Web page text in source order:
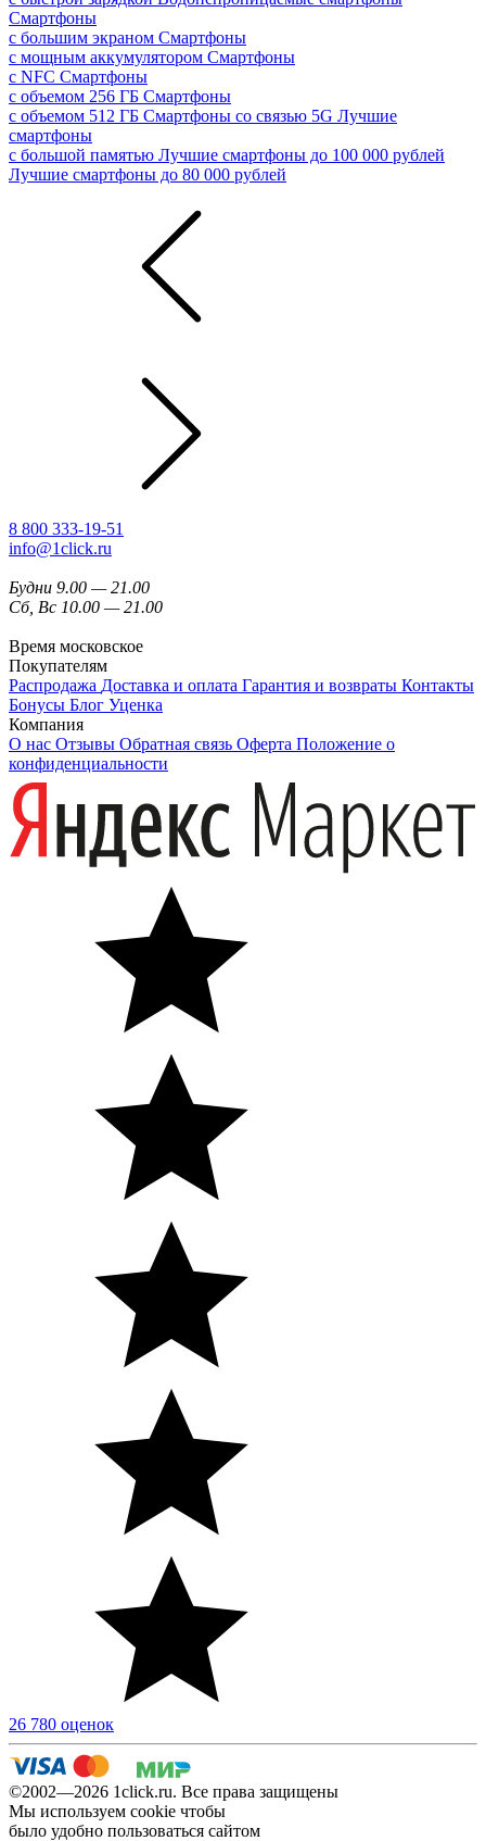
Смартфоны
с большим экраном Смартфоны
с мощным аккумулятором Смартфоны
с NFC Смартфоны
с объемом 256 ГБ Смартфоны
с объемом 512 ГБ Смартфоны со связью 5G Лучшие
смартфоны
с большой памятью Лучшие смартфоны до 100 000 рублей
Лучшие смартфоны до 80 000 рублей
8 800 333-19-51
info@1click.ru
Будни 9.00 — 21.00
Сб, Вс 10.00 — 21.00
Время московское
Покупателям
Распродажа Доставка и оплата Гарантия и возвраты Контакты
Бонусы Блог Уценка
Компания
О нас Отзывы Обратная связь Оферта Положение о
конфиденциальности
26 780 оценок
©2002—2026 1сlick.ru. Все права защищены
Мы используем cookie чтобы
было удобно пользоваться сайтом